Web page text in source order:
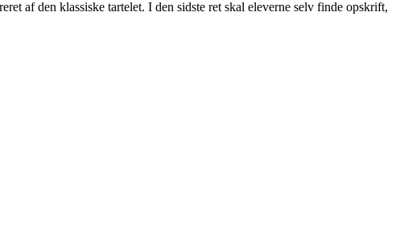
af den klassiske tartelet. I den sidste ret skal eleverne selv finde opskrift,